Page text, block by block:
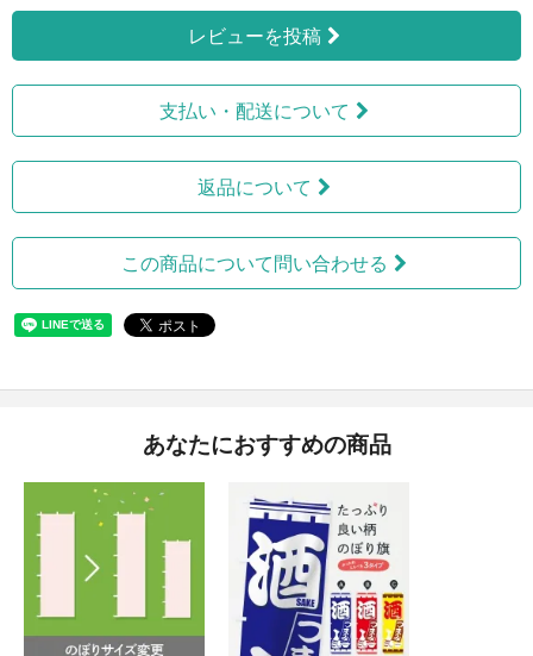
レビューを投稿
支払い・配送について
返品について
この商品について問い合わせる
あなたにおすすめの商品